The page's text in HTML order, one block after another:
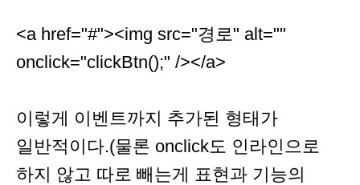
<a href="#"><img src="경로" alt=""
onclick="clickBtn();" /></a>
이렇게 이벤트까지 추가된 형태가
일반적이다.(물론 onclick도 인라인으로
하지 않고 따로 빼는게 표현과 기능의